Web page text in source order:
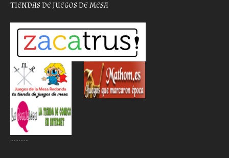
TIENDAS DE JUEGOS DE MESA
………..